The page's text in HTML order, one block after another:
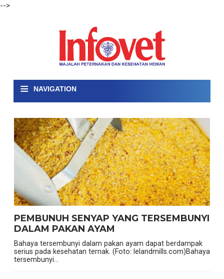
-->
≡ NAVIGATION
PEMBUNUH SENYAP YANG TERSEMBUNYI
DALAM PAKAN AYAM
Bahaya tersembunyi dalam pakan ayam dapat berdampak
serius pada kesehatan ternak. (Foto: lelandmills.com)Bahaya
tersembunyi...